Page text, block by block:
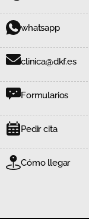
whatsapp
clinica@dkf.es
Formularios
Pedir cita
Cómo llegar